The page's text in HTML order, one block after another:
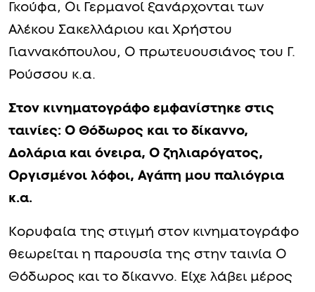
Γκούφα, Οι Γερμανοί ξανάρχονται των
Αλέκου Σακελλάριου και Χρήστου
Γιαννακόπουλου, Ο πρωτευουσιάνος του Γ.
Ρούσσου κ.α.
Στον κινηματογράφο εμφανίστηκε στις
ταινίες: Ο Θόδωρος και το δίκαννο,
Δολάρια και όνειρα, Ο ζηλιαρόγατος,
Οργισμένοι λόφοι, Αγάπη μου παλιόγρια
κ.α.
Κορυφαία της στιγμή στον κινηματογράφο
θεωρείται η παρουσία της στην ταινία Ο
Θόδωρος και το δίκαννο. Είχε λάβει μέρος